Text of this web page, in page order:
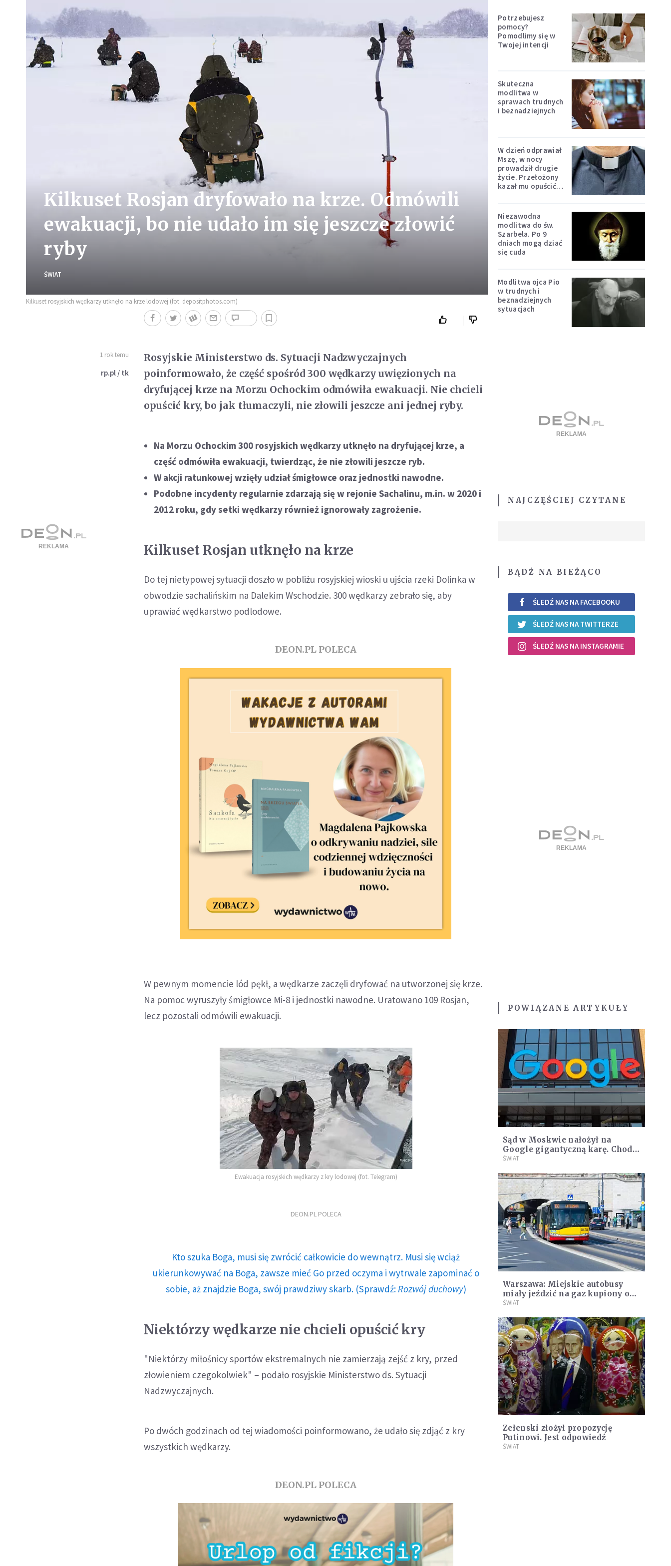
Kilkuset Rosjan dryfowało na krze. Odmówili
ewakuacji, bo nie udało im się jeszcze złowić
ryby
ŚWIAT
Kilkuset rosyjskich wędkarzy utknęło na krze lodowej (fot. depositphotos.com)
1 rok temu
rp.pl / tk
Rosyjskie Ministerstwo ds. Sytuacji Nadzwyczajnych
poinformowało, że część spośród 300 wędkarzy uwięzionych na
dryfującej krze na Morzu Ochockim odmówiła ewakuacji. Nie chcieli
opuścić kry, bo jak tłumaczyli, nie złowili jeszcze ani jednej ryby.
Na Morzu Ochockim 300 rosyjskich wędkarzy utknęło na dryfującej krze, a
część odmówiła ewakuacji, twierdząc, że nie złowili jeszcze ryb.
W akcji ratunkowej wzięły udział śmigłowce oraz jednostki nawodne.
Podobne incydenty regularnie zdarzają się w rejonie Sachalinu, m.in. w 2020 i
2012 roku, gdy setki wędkarzy również ignorowały zagrożenie.
Kilkuset Rosjan utknęło na krze
Do tej nietypowej sytuacji doszło w pobliżu rosyjskiej wioski u ujścia rzeki Dolinka w
obwodzie sachalińskim na Dalekim Wschodzie. 300 wędkarzy zebrało się, aby
uprawiać wędkarstwo podlodowe.
DEON.PL POLECA
W pewnym momencie lód pękł, a wędkarze zaczęli dryfować na utworzonej się krze.
Na pomoc wyruszyły śmigłowce Mi-8 i jednostki nawodne. Uratowano 109 Rosjan,
lecz pozostali odmówili ewakuacji.
Ewakuacja rosyjskich wędkarzy z kry lodowej (fot. Telegram)
DEON.PL POLECA
Kto szuka Boga, musi się zwrócić całkowicie do wewnątrz. Musi się wciąż
ukierunkowywać na Boga, zawsze mieć Go przed oczyma i wytrwale zapominać o
sobie, aż znajdzie Boga, swój prawdziwy skarb. (Sprawdź: Rozwój duchowy)
Niektórzy wędkarze nie chcieli opuścić kry
"Niektórzy miłośnicy sportów ekstremalnych nie zamierzają zejść z kry, przed
złowieniem czegokolwiek" – podało rosyjskie Ministerstwo ds. Sytuacji
Nadzwyczajnych.
Po dwóch godzinach od tej wiadomości poinformowano, że udało się zdjąć z kry
wszystkich wędkarzy.
DEON.PL POLECA
Potrzebujesz
pomocy?
Pomodlimy się w
Twojej intencji
Skuteczna
modlitwa w
sprawach trudnych
i beznadziejnych
W dzień odprawiał
Mszę, w nocy
prowadził drugie
życie. Przełożony
kazał mu opuścić
Niezawodna
modlitwa do św.
Szarbela. Po 9
dniach mogą dziać
się cuda
Modlitwa ojca Pio
w trudnych i
beznadziejnych
sytuacjach
NAJCZĘŚCIEJ CZYTANE
BĄDŹ NA BIEŻĄCO
ŚLEDŹ NAS NA FACEBOOKU
ŚLEDŹ NAS NA TWITTERZE
ŚLEDŹ NAS NA INSTAGRAMIE
POWIĄZANE ARTYKUŁY
Sąd w Moskwie nałożył na
Google gigantyczną karę. Chodzi
o zignorowanie poprzednich
ŚWIAT
Warszawa: Miejskie autobusy
miały jeździć na gaz kupiony od
spółki powiązanej z Rosją
ŚWIAT
Zełenski złożył propozycję
Putinowi. Jest odpowiedź
ŚWIAT